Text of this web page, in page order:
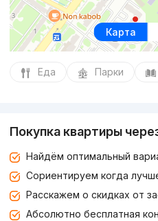
Карта
Еда Парки
Покупка квартиры
Найдём оптимальный
Сориентируем когда
Расскажем о скидках от
Абсолютно бесплатная